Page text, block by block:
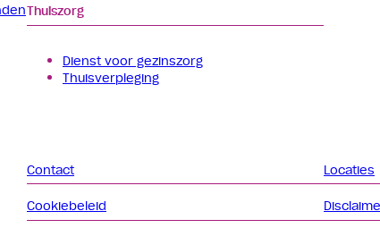
Thuiszorg
Dienst voor gezinszorg
Thuisverpleging
Contact Locaties
Cookiebeleid